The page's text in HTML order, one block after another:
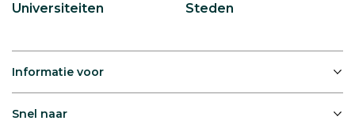
Universiteiten Steden
Informatie voor
Snel naar